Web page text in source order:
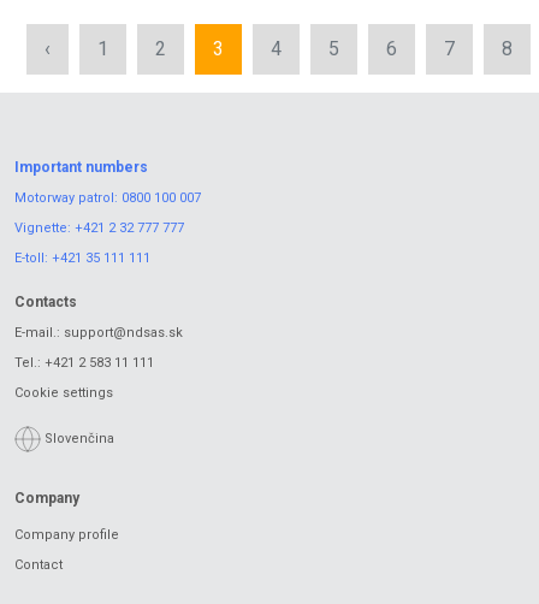
‹ 1 2 3 4 5 6 7 8
Important numbers
Motorway patrol: 0800 100 007
Vignette: +421 2 32 777 777
E-toll: +421 35 111 111
Contacts
E-mail.: support@ndsas.sk
Tel.: +421 2 583 11 111
Cookie settings
Slovenčina
Company
Company profile
Contact